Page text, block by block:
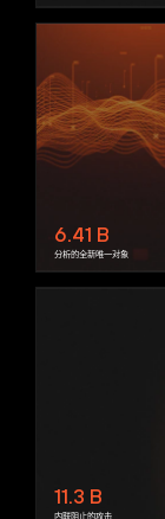
6.41 B
分析的全新唯一对象
11.3 B
内联阻止的攻击